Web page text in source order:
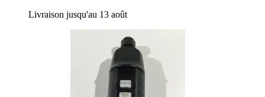
Livraison jusqu'au 13 août